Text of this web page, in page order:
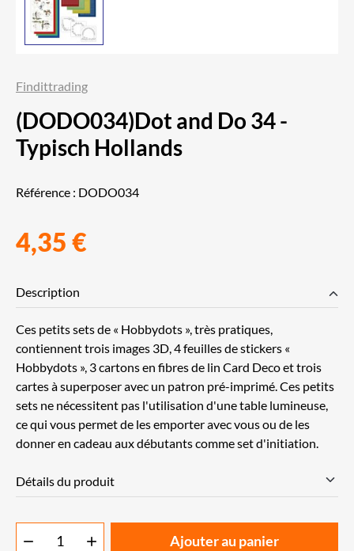
Findittrading
(DODO034)Dot and Do 34 -
Typisch Hollands
Référence : DODO034
4,35 €
Description
Ces petits sets de « Hobbydots », très pratiques,
contiennent trois images 3D, 4 feuilles de stickers «
Hobbydots », 3 cartons en fibres de lin Card Deco et trois
cartes à superposer avec un patron pré-imprimé. Ces petits
sets ne nécessitent pas l'utilisation d'une table lumineuse,
ce qui vous permet de les emporter avec vous ou de les
donner en cadeau aux débutants comme set d'initiation.
Détails du produit
  Ajouter au panier